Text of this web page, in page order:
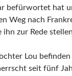
befürwortet hat
Weg nach
zur Rede
Lou
seit fünf